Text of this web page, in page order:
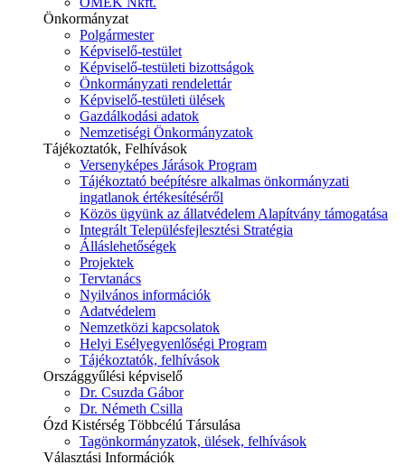
Önkormányzat
Polgármester
Képviselő-testület
Képviselő-testületi bizottságok
Önkormányzati rendelettár
Képviselő-testületi ülések
Gazdálkodási adatok
Nemzetiségi Önkormányzatok
Tájékoztatók, Felhívások
Versenyképes Járások Program
Tájékoztató beépítésre alkalmas önkormányzati
ingatlanok értékesítéséről
Közös ügyünk az állatvédelem Alapítvány támogatása
Integrált Településfejlesztési Stratégia
Álláslehetőségek
Projektek
Tervtanács
Nyilvános információk
Adatvédelem
Nemzetközi kapcsolatok
Helyi Esélyegyenlőségi Program
Tájékoztatók, felhívások
Országgyűlési képviselő
Dr. Csuzda Gábor
Dr. Németh Csilla
Ózd Kistérség Többcélú Társulása
Tagönkormányzatok, ülések, felhívások
Választási Információk